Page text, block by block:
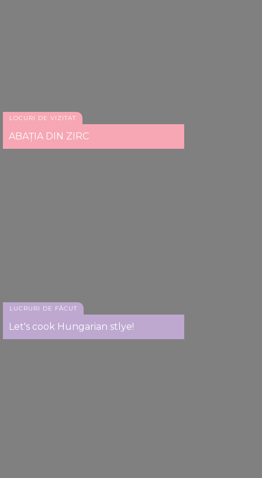
LOCURI DE VIZITAT
ABAȚIA DIN ZIRC
LUCRURI DE FĂCUT
Let's cook Hungarian stlye!